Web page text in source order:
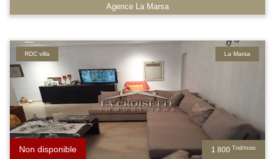
Agence La Marsa
1 800 Tnd/mois
Non disponible
La Marsa
RDC villa